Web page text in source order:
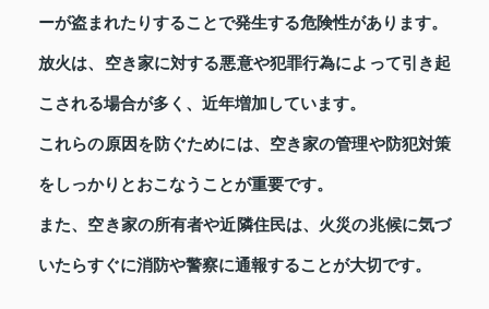
ーが盗まれたりすることで発生する危険性があります。
放火は、空き家に対する悪意や犯罪行為によって引き起
こされる場合が多く、近年増加しています。
これらの原因を防ぐためには、空き家の管理や防犯対策
をしっかりとおこなうことが重要です。
また、空き家の所有者や近隣住民は、火災の兆候に気づ
いたらすぐに消防や警察に通報することが大切です。